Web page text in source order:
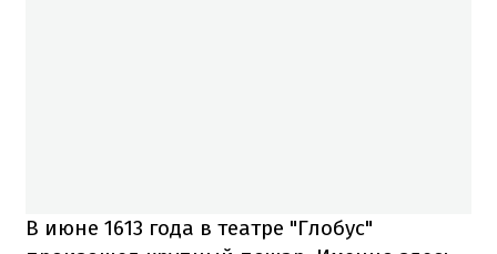
В июне 1613 года в театре "Глобус"